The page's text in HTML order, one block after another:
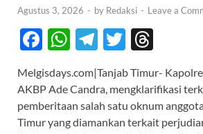
Agustus 3, 2026 - by Redaksi - Leave a
F
e
b
o
W
at
s
A
T
e
gr
a
T
itt
er
e
a
ds
Melgisdays.com|Tanjab Timur-
AKBP Ade Candra, mengklarifikasi
pemberitaan salah satu oknum
Timur yang diamankan terkait